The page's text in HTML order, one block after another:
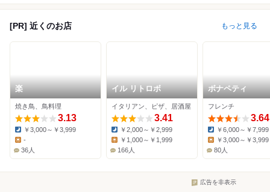
[PR] 近くのお店 もっと見る
楽
焼き鳥、鳥料理
3.13
Dinner:
￥3,000～￥3,999
Lunch:
-
36人
イル リトロボ
イタリアン、ピザ、居酒屋
3.41
Dinner:
￥2,000～￥2,999
￥1,000～￥1,999
166人
ボナペティ
フレンチ
3.64
Dinner:
￥6,000～￥7,999
Lunch:
￥3,000～￥3,999
80人
広告を非表示